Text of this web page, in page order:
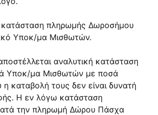
κατάσταση πληρωμής Δωροσήμου
Υποκ/μα Μισθωτών.
αναλυτική κατάσταση
Υποκ/μα Μισθωτών με ποσά
καταβολή τους δεν είναι δυνατή
Η εν λόγω κατάσταση
την πληρωμή Δώρου Πάσχα